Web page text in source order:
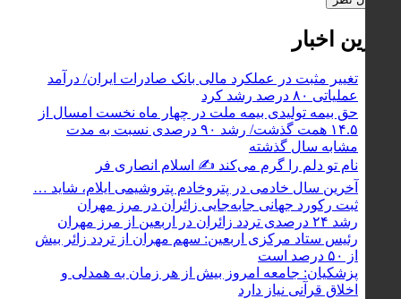
آخرین اخبار
تغییر مثبت در عملکرد مالی بانک صادرات ایران/ درآمد
عملیاتی ۸۰ درصد رشد کرد
حق بیمه تولیدی بیمه ملت در چهار ماه نخست امسال از
۱۴.۵ همت گذشت/ رشد ۹۰ درصدی نسبت به مدت
مشابه سال گذشته
نام تو دلم را گرم می‌کند ✍️ اسلام انصاری فر
آخرین سال خادمی در پتروخادم پتروشیمی ایلام، شاید …
ثبت رکورد جهانی جابه‌جایی زائران در مرز مهران
رشد ۲۴ درصدی تردد زائران در اربعین از مرز مهران
رئیس ستاد مرکزی اربعین: سهم مهران از تردد زائر بیش
از ۵۰ درصد است
پزشکیان: جامعه امروز بیش از هر زمان به همدلی و
اخلاق قرآنی نیاز دارد